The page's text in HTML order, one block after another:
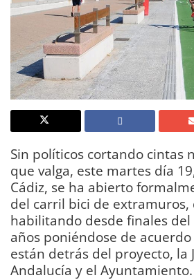
Sin políticos cortando cintas
que valga, este martes día
Cádiz, se ha abierto
del carril bici de extramuros,
habilitando desde finales
años poniéndose de
están detrás del proyecto, la
Andalucía y el Ayuntamiento.